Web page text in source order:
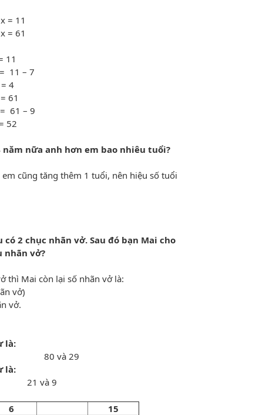
x = 11
= 61
7
9
= 52
nữa anh hơn em bao nhiêu tuổi?
cũng tăng thêm 1 tuổi, nên hiệu số tuổi
2 chục nhãn vở. Sau đó bạn Mai cho
nhãn vở?
thì Mai còn lại số nhãn vở là:
vở)
vở.
là:
80 và 29
là:
21 và 9
6
15